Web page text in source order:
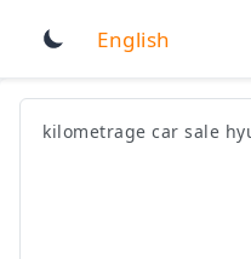
English